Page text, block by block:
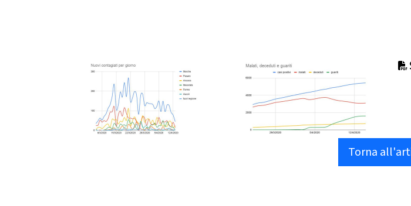
Torna